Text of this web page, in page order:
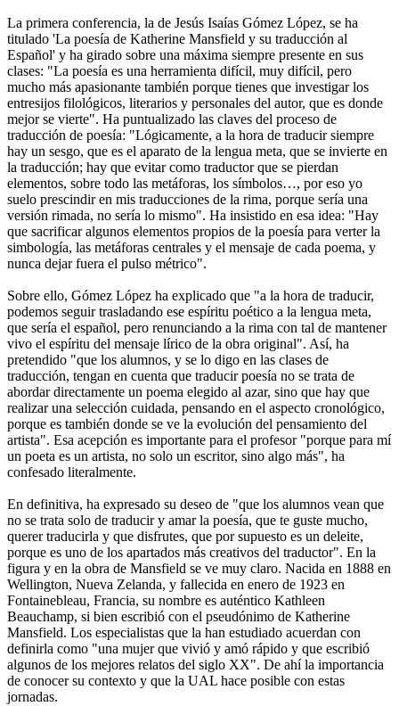
La primera conferencia, la de Jesús Isaías Gómez López, se ha
titulado 'La poesía de Katherine Mansfield y su traducción al
Español' y ha girado sobre una máxima siempre presente en sus
clases: "La poesía es una herramienta difícil, muy difícil, pero
mucho más apasionante también porque tienes que investigar los
entresijos filológicos, literarios y personales del autor, que es donde
mejor se vierte". Ha puntualizado las claves del proceso de
traducción de poesía: "Lógicamente, a la hora de traducir siempre
hay un sesgo, que es el aparato de la lengua meta, que se invierte en
la traducción; hay que evitar como traductor que se pierdan
elementos, sobre todo las metáforas, los símbolos…, por eso yo
suelo prescindir en mis traducciones de la rima, porque sería una
versión rimada, no sería lo mismo". Ha insistido en esa idea: "Hay
que sacrificar algunos elementos propios de la poesía para verter la
simbología, las metáforas centrales y el mensaje de cada poema, y
nunca dejar fuera el pulso métrico".
Sobre ello, Gómez López ha explicado que "a la hora de traducir,
podemos seguir trasladando ese espíritu poético a la lengua meta,
que sería el español, pero renunciando a la rima con tal de mantener
vivo el espíritu del mensaje lírico de la obra original". Así, ha
pretendido "que los alumnos, y se lo digo en las clases de
traducción, tengan en cuenta que traducir poesía no se trata de
abordar directamente un poema elegido al azar, sino que hay que
realizar una selección cuidada, pensando en el aspecto cronológico,
porque es también donde se ve la evolución del pensamiento del
artista". Esa acepción es importante para el profesor "porque para mí
un poeta es un artista, no solo un escritor, sino algo más", ha
confesado literalmente.
En definitiva, ha expresado su deseo de "que los alumnos vean que
no se trata solo de traducir y amar la poesía, que te guste mucho,
querer traducirla y que disfrutes, que por supuesto es un deleite,
porque es uno de los apartados más creativos del traductor". En la
figura y en la obra de Mansfield se ve muy claro. Nacida en 1888 en
Wellington, Nueva Zelanda, y fallecida en enero de 1923 en
Fontainebleau, Francia, su nombre es auténtico Kathleen
Beauchamp, si bien escribió con el pseudónimo de Katherine
Mansfield. Los especialistas que la han estudiado acuerdan con
definirla como "una mujer que vivió y amó rápido y que escribió
algunos de los mejores relatos del siglo XX". De ahí la importancia
de conocer su contexto y que la UAL hace posible con estas
jornadas.